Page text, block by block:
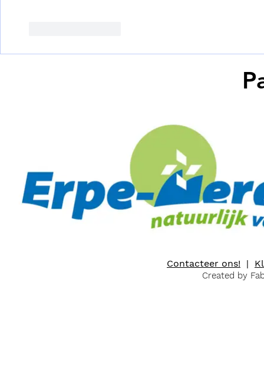
Contacteer ons! |
Created by